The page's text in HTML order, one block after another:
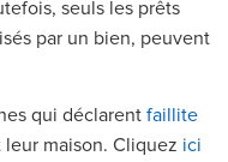
seuls les prêts
par un bien, peuvent
qui déclarent faillite
maison. Cliquez ici